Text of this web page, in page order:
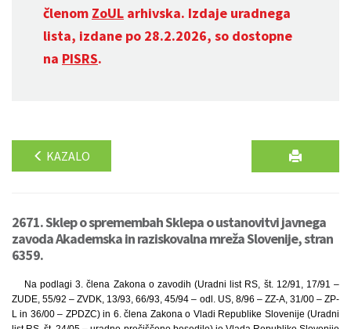
členom ZoUL arhivska. Izdaje uradnega
lista, izdane po 28.2.2026, so dostopne
na PISRS.
KAZALO
2671. Sklep o spremembah Sklepa o ustanovitvi javnega
zavoda Akademska in raziskovalna mreža Slovenije, stran
6359.
Na podlagi 3. člena Zakona o zavodih (Uradni list RS, št. 12/91, 17/91 –
ZUDE, 55/92 – ZVDK, 13/93, 66/93, 45/94 – odl. US, 8/96 – ZZ-A, 31/00 – ZP-
L in 36/00 – ZPDZC) in 6. člena Zakona o Vladi Republike Slovenije (Uradni